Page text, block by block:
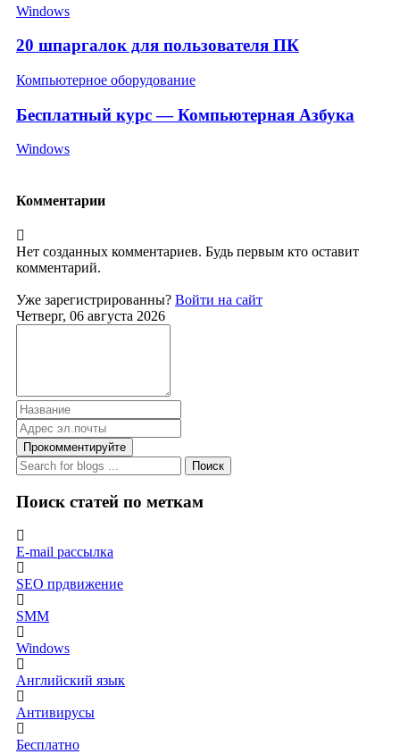
Windows
20 шпаргалок для пользователя ПК
Компьютерное оборудование
Бесплатный курс — Компьютерная Азбука
Windows
Комментарии
Нет созданных комментариев. Будь первым кто оставит
комментарий.
Уже зарегистрированны? Войти на сайт
Четверг, 06 августа 2026
Прокомментируйте
Поиск
Поиск статей по меткам
E-mail рассылка
SEO прдвижение
SMM
Windows
Английский язык
Антивирусы
Бесплатно